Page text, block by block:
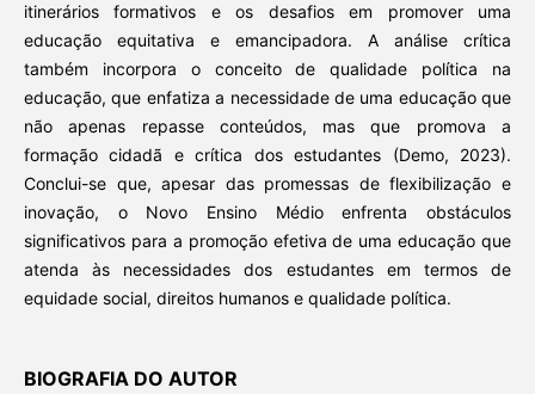
itinerários formativos e os desafios em promover uma
educação equitativa e emancipadora. A análise crítica
também incorpora o conceito de qualidade política na
educação, que enfatiza a necessidade de uma educação que
não apenas repasse conteúdos, mas que promova a
formação cidadã e crítica dos estudantes (Demo, 2023).
Conclui-se que, apesar das promessas de flexibilização e
inovação, o Novo Ensino Médio enfrenta obstáculos
significativos para a promoção efetiva de uma educação que
atenda às necessidades dos estudantes em termos de
equidade social, direitos humanos e qualidade política.
BIOGRAFIA DO AUTOR